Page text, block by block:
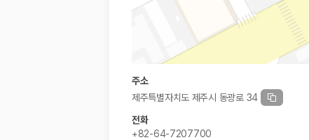
동일한 차량이라도 보험 조건에 따라 실제 부담 금액이 달라질 수 있습
사고 발생 시 일정 금액의 면책금이 발생할 수 있습니다.
보상 한도 내에서 면책금 부담이 줄어드는 보험 조건입니
2000만 고객이 선택한 렌트카 가격비교 플랫폼
카모아는 제주렌트카부터 국내·해외 렌트카까지 비교할 수 있는 렌트카
주소
제주특별자치도 제주시 동광로 34
전화
+82-64-7207700